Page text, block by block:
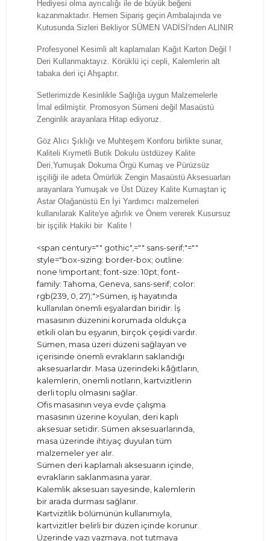
Hediyesi olma ayrıcalığı ile de büyük beğeni
kazanmaktadır. Hemen Sipariş geçin Ambalajında ve
Kutusunda Sizleri Bekliyor SÜMEN VADİSİ'nden ALINIR
Profesyonel Kesimli alt kaplamaları Kağıt Karton Değil !
Deri Kullanmaktayız. Körüklü içi cepli, Kalemlerin alt
tabaka deri içi Ahşaptır.
Setlerimizde Kesinlikle Sağlığa uygun Malzemelerle
İmal edilmiştir. Promosyon Sümeni değil Masaüstü
Zenginlik arayanlara Hitap ediyoruz.
Göz Alıcı Şıklığı ve Muhteşem Konforu birlikte sunar,
Kaliteli Kıymetli Butik Dokulu üstdüzey Kalite
Deri,Yumuşak Dokuma Örgü Kumaş ve Pürüzsüz
işçiliği ile adeta Ömürlük Zengin Masaüstü Aksesuarları
arayanlara Yumuşak ve Üst Düzey Kalite Kumaştan iç
Astar Olağanüstü En İyi Yardımcı malzemeleri
kullanılarak Kalite'ye ağırlık ve Önem vererek Kusursuz
bir işçilik Hakiki bir Kalite !
<span century="" gothic",="" sans-serif;"=""
style="box-sizing: border-box; outline:
none !important; font-size: 10pt; font-
family: Tahoma, Geneva, sans-serif; color:
rgb(239, 0, 27);">Sümen, iş hayatında
kullanılan önemli eşyalardan biridir. İş
masasının düzenini korumada oldukça
etkili olan bu eşyanın, birçok çeşidi vardır.
Sümen, masa üzeri düzeni sağlayan ve
içerisinde önemli evrakların saklandığı
aksesuarlardır. Masa üzerindeki kâğıtların,
kalemlerin, önemli notların, kartvizitlerin
derli toplu olmasını sağlar.
Ofis masasının veya evde çalışma
masasının üzerine koyulan, deri kaplı
aksesuar setidir. Sümen aksesuarlarında,
masa üzerinde ihtiyaç duyulan tüm
malzemeler yer alır.
Sümen deri kaplamalı aksesuarın içinde,
evrakların saklanmasına yarar.
Kalemlik aksesuarı sayesinde, kalemlerin
bir arada durması sağlanır.
Kartvizitlik bölümünün kullanımıyla,
kartvizitler belirli bir düzen içinde korunur.
Üzerinde yazı yazmaya, not tutmaya